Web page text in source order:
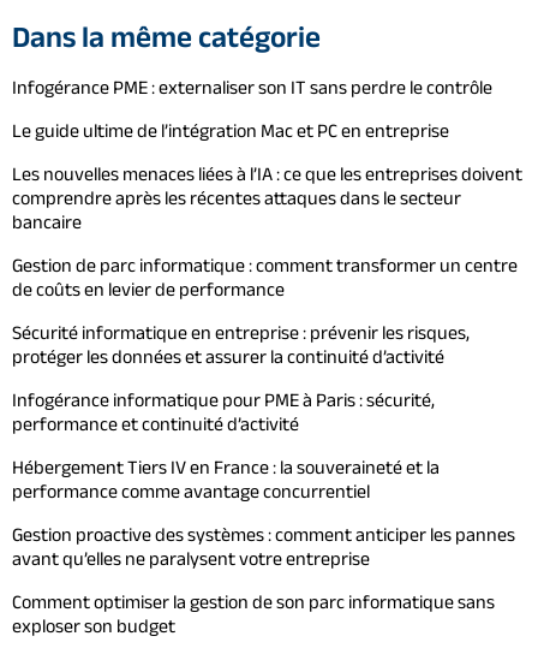
Dans la même catégorie
Infogérance PME : externaliser son IT sans perdre le contrôle
Le guide ultime de l’intégration Mac et PC en entreprise
Les nouvelles menaces liées à l’IA : ce que les entreprises doivent
comprendre après les récentes attaques dans le secteur
bancaire
Gestion de parc informatique : comment transformer un centre
de coûts en levier de performance
Sécurité informatique en entreprise : prévenir les risques,
protéger les données et assurer la continuité d’activité
Infogérance informatique pour PME à Paris : sécurité,
performance et continuité d’activité
Hébergement Tiers IV en France : la souveraineté et la
performance comme avantage concurrentiel
Gestion proactive des systèmes : comment anticiper les pannes
avant qu’elles ne paralysent votre entreprise
Comment optimiser la gestion de son parc informatique sans
exploser son budget